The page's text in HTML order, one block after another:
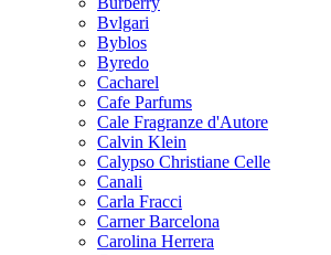
Bvlgari
Byblos
Byredo
Cacharel
Cafe Parfums
Cale Fragranze d'Autore
Calvin Klein
Calypso Christiane Celle
Canali
Carla Fracci
Carner Barcelona
Carolina Herrera